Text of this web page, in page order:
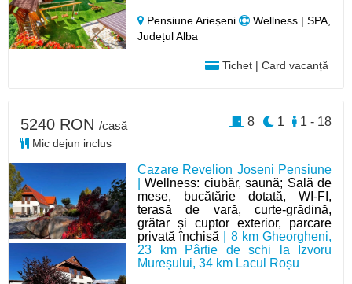
Pensiune Arieșeni
Wellness | SPA,
Județul Alba
Tichet | Card vacanță
Cazare Revelion Joseni Pensiune
|Wellness: ciubăr, saună; Sală de
mese, bucătărie dotată, WI-FI,
terasă de vară, curte-grădină,
grătar și cuptor exterior, parcare
privată închisă | 8 km Gheorgheni,
23 km Pârtie de schi la Izvoru
Mureșului, 34 km Lacul Roșu
5240 RON /casă
Mic dejun inclus
1 - 18
1
8